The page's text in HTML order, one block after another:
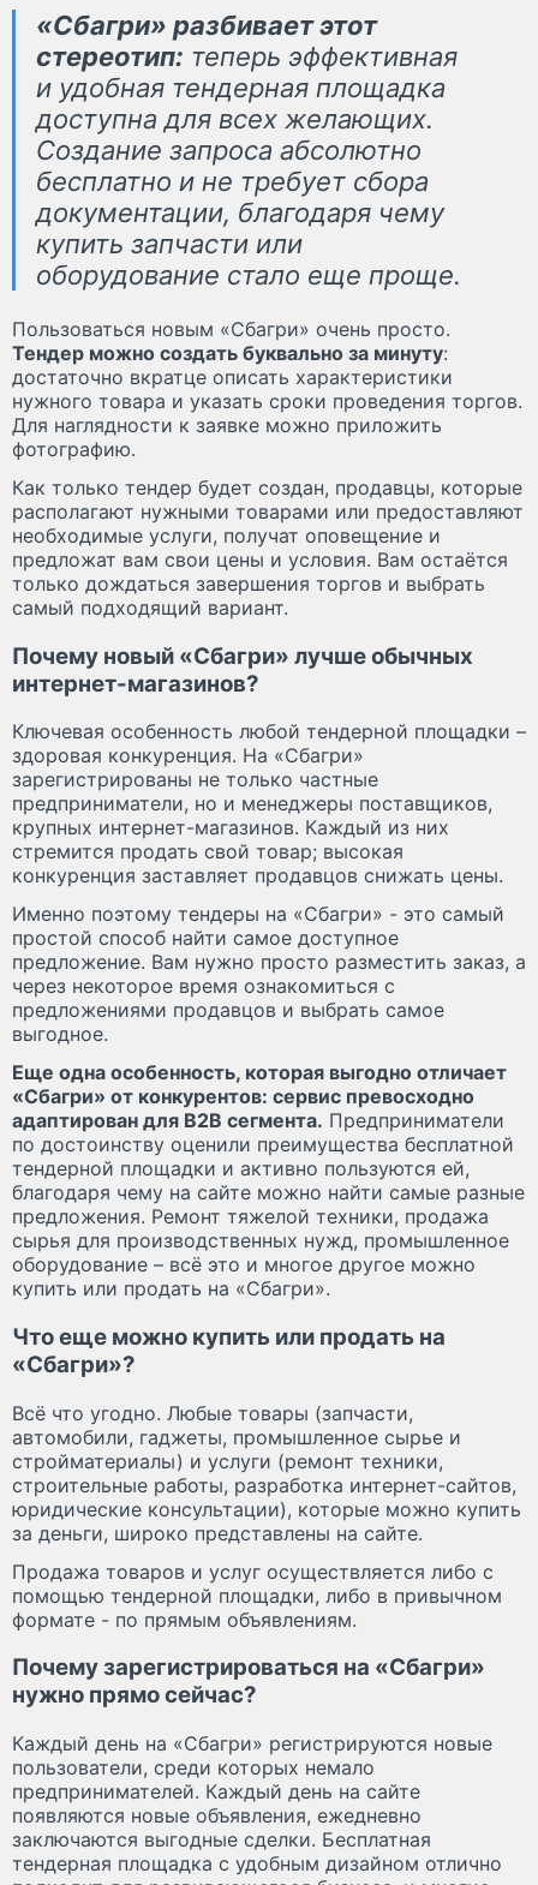
«Сбагри» разбивает этот
стереотип: теперь эффективная
и удобная тендерная площадка
доступна для всех желающих.
Создание запроса абсолютно
бесплатно и не требует сбора
документации, благодаря чему
купить запчасти или
оборудование стало еще проще.
Пользоваться новым «Сбагри» очень просто.
Тендер можно создать буквально за минуту:
достаточно вкратце описать характеристики
нужного товара и указать сроки проведения торгов.
Для наглядности к заявке можно приложить
фотографию.
Как только тендер будет создан, продавцы, которые
располагают нужными товарами или предоставляют
необходимые услуги, получат оповещение и
предложат вам свои цены и условия. Вам остаётся
только дождаться завершения торгов и выбрать
самый подходящий вариант.
Почему новый «Сбагри» лучше обычных
интернет-магазинов?
Ключевая особенность любой тендерной площадки –
здоровая конкуренция. На «Сбагри»
зарегистрированы не только частные
предприниматели, но и менеджеры поставщиков,
крупных интернет-магазинов. Каждый из них
стремится продать свой товар; высокая
конкуренция заставляет продавцов снижать цены.
Именно поэтому тендеры на «Сбагри» - это самый
простой способ найти самое доступное
предложение. Вам нужно просто разместить заказ, а
через некоторое время ознакомиться с
предложениями продавцов и выбрать самое
выгодное.
Еще одна особенность, которая выгодно отличает
«Сбагри» от конкурентов: сервис превосходно
адаптирован для B2B сегмента. Предприниматели
по достоинству оценили преимущества бесплатной
тендерной площадки и активно пользуются ей,
благодаря чему на сайте можно найти самые разные
предложения. Ремонт тяжелой техники, продажа
сырья для производственных нужд, промышленное
оборудование – всё это и многое другое можно
купить или продать на «Сбагри».
Что еще можно купить или продать на
«Сбагри»?
Всё что угодно. Любые товары (запчасти,
автомобили, гаджеты, промышленное сырье и
стройматериалы) и услуги (ремонт техники,
строительные работы, разработка интернет-сайтов,
юридические консультации), которые можно купить
за деньги, широко представлены на сайте.
Продажа товаров и услуг осуществляется либо с
помощью тендерной площадки, либо в привычном
формате - по прямым объявлениям.
Почему зарегистрироваться на «Сбагри»
нужно прямо сейчас?
Каждый день на «Сбагри» регистрируются новые
пользователи, среди которых немало
предпринимателей. Каждый день на сайте
появляются новые объявления, ежедневно
заключаются выгодные сделки. Бесплатная
тендерная площадка с удобным дизайном отлично